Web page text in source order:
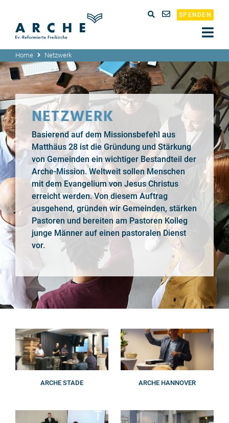
SPENDEN
Home Netzwerk
NETZWERK
Basierend auf dem Missionsbefehl aus
Matthäus 28 ist die Gründung und Stärkung
von Gemeinden ein wichtiger Bestandteil der
Arche-Mission. Weltweit sollen Menschen
mit dem Evangelium von Jesus Christus
erreicht werden. Von diesem Auftrag
ausgehend, gründen wir Gemeinden, stärken
Pastoren und bereiten am Pastoren Kolleg
junge Männer auf einen pastoralen Dienst
vor.
ARCHE STADE ARCHE HANNOVER